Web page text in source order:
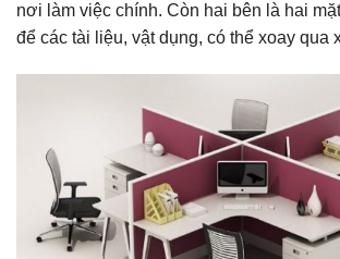
nơi làm việc chính. Còn hai bên là hai
để các tài liệu, vật dụng, có thể xoay qua